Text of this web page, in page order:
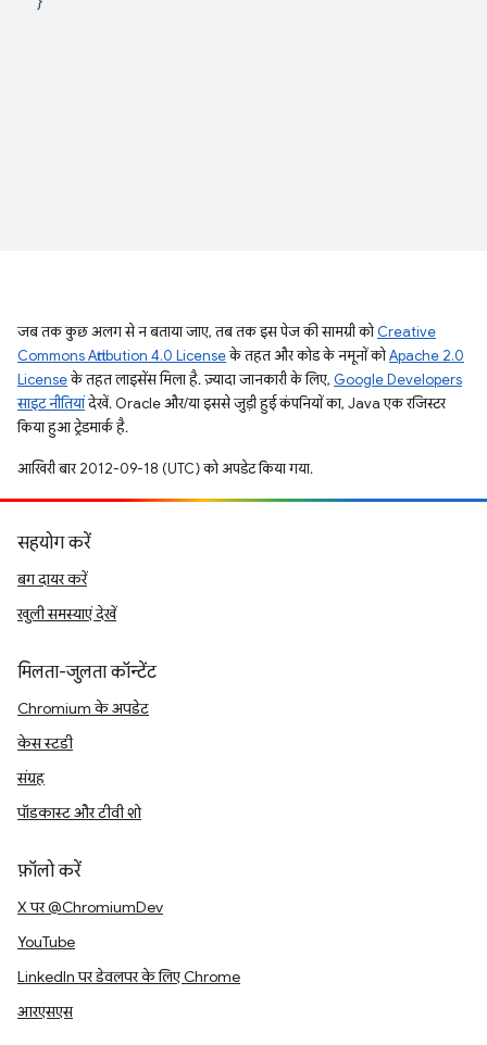
जब तक कुछ अलग से न बताया जाए, तब तक इस पेज की सामग्री कोCreative
Commons Attribution 4.0 Licenseके तहत और कोड के नमूनों कोApache 2.0
Licenseके तहत लाइसेंस मिला है. ज़्यादा जानकारी के लिए, Google Developers
साइट नीतियांदेखें. Oracle और/या इससे जुड़ी हुई कंपनियों का, Java एक रजिस्टर
किया हुआ ट्रेडमार्क है.
आखिरी बार 2012-09-18 (UTC) को अपडेट किया गया.
सहयोग करें
बग दायर करें
खुली समस्याएं देखें
मिलता-जुलता कॉन्टेंट
Chromium के अपडेट
केस स्टडी
संग्रह
पॉडकास्ट और टीवी शो
फ़ॉलो करें
X पर @ChromiumDev
YouTube
LinkedIn पर डेवलपर के लिए Chrome
आरएसएस